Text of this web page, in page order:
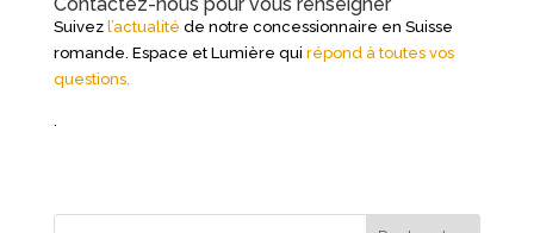
Suivez l’actualité de notre concessionnaire en Suisse
romande. Espace et Lumière qui répond à toutes vos
questions.